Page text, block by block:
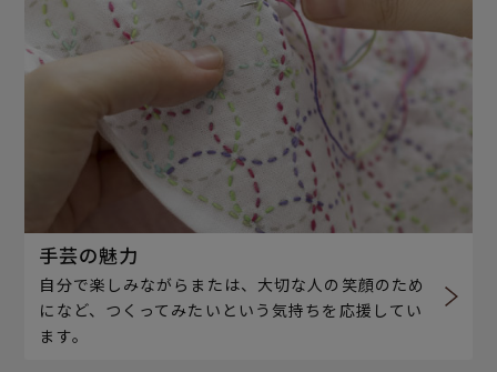
手芸の魅力
自分で楽しみながらまたは、大切な人の笑顔のため
になど、つくってみたいという気持ちを応援してい
ます。